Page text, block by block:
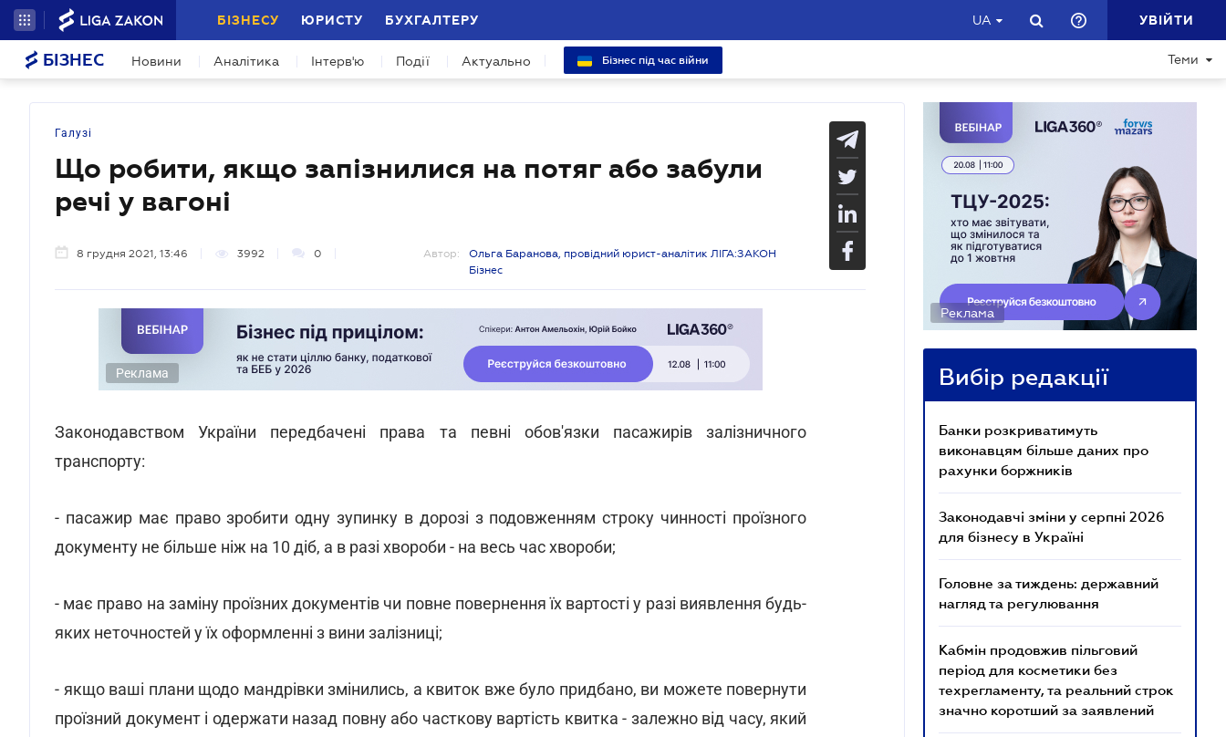
БІЗНЕСУ ЮРИСТУ БУХГАЛТЕРУ UA УВІЙТИ
БІЗНЕС Новини Аналітика Інтерв'ю Події Актуально Бізнес під час війни Теми
Галузі
Що робити, якщо запізнилися на потяг або забули
речі у вагоні
8 грудня 2021, 13:46 3992 0 Автор:
Ольга Баранова, провідний юрист-аналітик ЛІГА:ЗАКОН
Бізнес
Реклама
Законодавством України передбачені права та певні обов'язки пасажирів залізничного
транспорту:
- пасажир має право зробити одну зупинку в дорозі з подовженням строку чинності проїзного
документу не більше ніж на 10 діб, а в разі хвороби - на весь час хвороби;
- має право на заміну проїзних документів чи повне повернення їх вартості у разі виявлення будь-
яких неточностей у їх оформленні з вини залізниці;
- якщо ваші плани щодо мандрівки змінились, а квиток вже було придбано, ви можете повернути
проїзний документ і одержати назад повну або часткову вартість квитка - залежно від часу, який
Реклама
Вибір редакції
Банки розкриватимуть
виконавцям більше даних про
рахунки боржників
Законодавчі зміни у серпні 2026
для бізнесу в Україні
Головне за тиждень: державний
нагляд та регулювання
Кабмін продовжив пільговий
період для косметики без
техрегламенту, та реальний строк
значно коротший за заявлений